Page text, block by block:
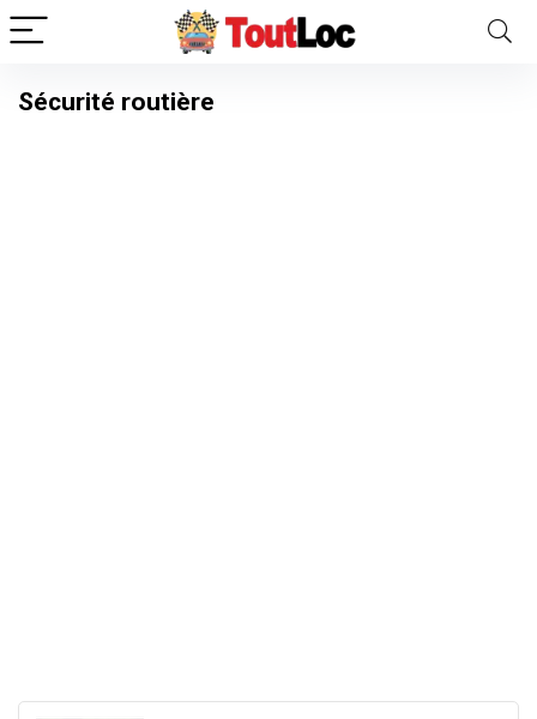
Sécurité routière